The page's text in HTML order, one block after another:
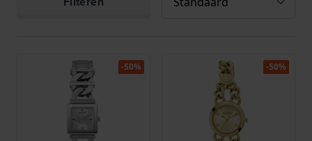
-50% -50%